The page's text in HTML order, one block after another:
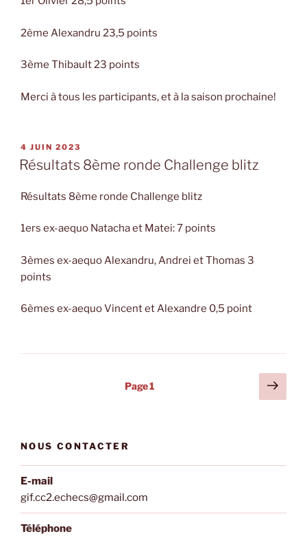
2ème Alexandru 23,5 points
3ème Thibault 23 points
Merci à tous les participants, et à la saison prochaine!
PUBLIÉ
LE
4 JUIN 2023
Résultats 8ème ronde Challenge blitz
Résultats 8ème ronde Challenge blitz
1ers ex-aequo Natacha et Matei: 7 points
3èmes ex-aequo Alexandru, Andrei et Thomas 3
points
6èmes ex-aequo Vincent et Alexandre 0,5 point
Page1
Page
NOUS CONTACTER
E-mail
gif.cc2.echecs@gmail.com
Téléphone